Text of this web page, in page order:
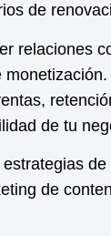
de
relaciones
monetización
de tu
de